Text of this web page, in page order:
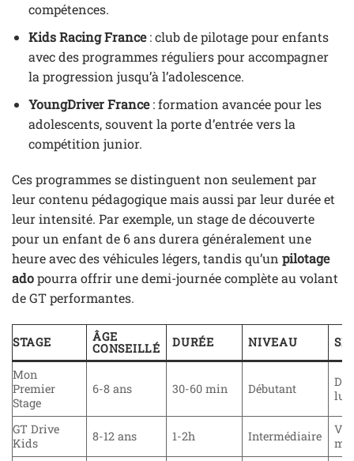
compétences.
Kids Racing France: club de pilotage pour enfants
avec des programmes réguliers pour accompagner
la progression jusqu’à l’adolescence.
YoungDriver France: formation avancée pour les
adolescents, souvent la porte d’entrée vers la
compétition junior.
Ces programmes se distinguent non seulement par
leur contenu pédagogique mais aussi par leur durée et
leur intensité. Par exemple, un stage de découverte
pour un enfant de 6 ans durera généralement une
heure avec des véhicules légers, tandis qu’un pilotage
adopourra offrir une demi-journée complète au volant
de GT performantes.
STAGE ÂGE
CONSEILLÉ DURÉE NIVEAU
Mon
Premier
Stage
6-8 ans 30-60 min Débutant
GT Drive
Kids
8-12 ans 1-2h Intermédiaire